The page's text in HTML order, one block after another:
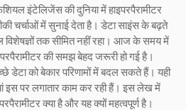
इंटेलिजेंस की दुनिया में हाइपरपैरामीटर
चर्चाओं में सुनाई देता है। डेटा साइंस के बढ़ते
तक सीमित नहीं रहा। आज के समय में
की समझ बेहद जरूरी हो गई है।
डेटा को बेकार परिणामों में बदल सकते हैं। यही
इस पर लगातार काम कर रही हैं। इस लेख में
क्या है और यह क्यों महत्वपूर्ण है।